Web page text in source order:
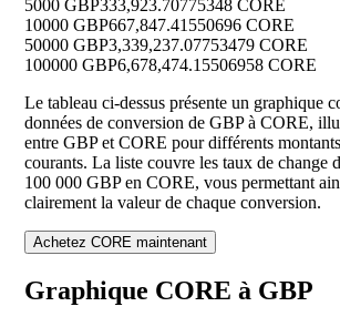
5000 GBP333,923.70775348 CORE
10000 GBP667,847.41550696 CORE
50000 GBP3,339,237.07753479 CORE
100000 GBP6,678,474.15506958 CORE
Le tableau ci-dessus présente un graphique
données de conversion de GBP à CORE,
entre GBP et CORE pour différents
courants. La liste couvre les taux de change
100 000 GBP en CORE, vous permettant
clairement la valeur de chaque conversion.
Achetez CORE maintenant
Graphique CORE à GBP